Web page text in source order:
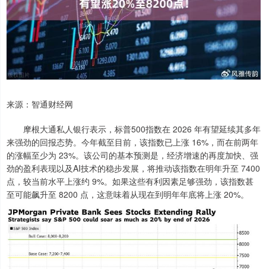
来源：智通财经网
摩根大通私人银行表示，标普500指数在 2026 年有望延续其多年
来强劲的回报态势。今年截至目前，该指数已上涨 16%，而在前两年
的涨幅至少为 23%。该公司的基本预测是，经济增速的再度加快、强
劲的盈利表现以及AI技术的稳步发展，将推动该指数在明年升至 7400
点，较当前水平上涨约 9%。如果这些有利因素足够强劲，该指数甚
至可能飙升至 8200 点，这意味着从现在到明年年底将上涨 20%。